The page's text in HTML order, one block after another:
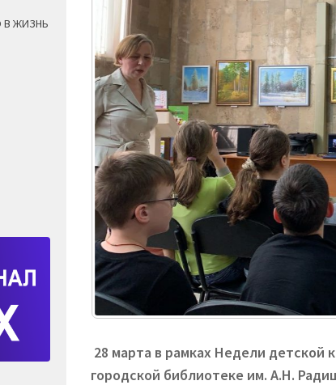
28 марта в рамках Недели детской
городской библиотеке им. А.Н.
В ЖИЗНЬ